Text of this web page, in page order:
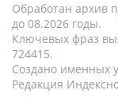
Обработан архив
до 08.2026 годы.
Ключевых фраз
724415.
Создано именных
Редакция